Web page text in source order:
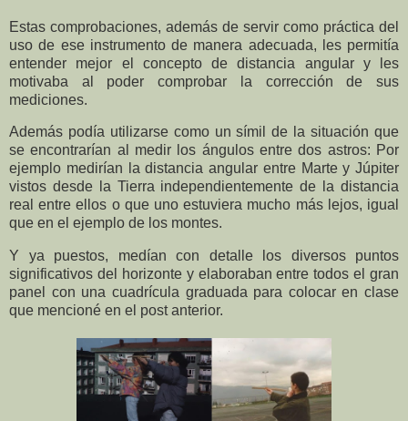
Estas comprobaciones, además de servir como práctica del
uso de ese instrumento de manera adecuada, les permitía
entender mejor el concepto de distancia angular y les
motivaba al poder comprobar la corrección de sus
mediciones.
Además podía utilizarse como un símil de la situación que
se encontrarían al medir los ángulos entre dos astros: Por
ejemplo medirían la distancia angular entre Marte y Júpiter
vistos desde la Tierra independientemente de la distancia
real entre ellos o que uno estuviera mucho más lejos, igual
que en el ejemplo de los montes.
Y ya puestos, medían con detalle los diversos puntos
significativos del horizonte y elaboraban entre todos el gran
panel con una cuadrícula graduada para colocar en clase
que mencioné en el post anterior.